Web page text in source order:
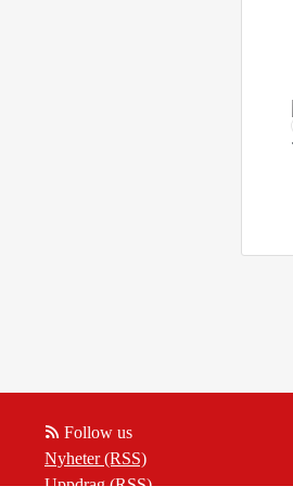
Follow us
Nyheter (RSS)
Uppdrag (RSS)